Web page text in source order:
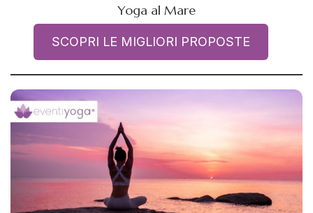
Yoga al Mare
SCOPRI LE MIGLIORI PROPOSTE